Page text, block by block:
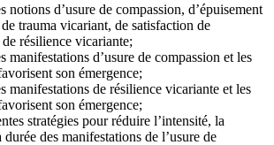
notions d’usure de compassion, d’épuisement
trauma vicariant, de satisfaction de
résilience vicariante;
manifestations d’usure de compassion et les
son émergence;
manifestations de résilience vicariante et les
son émergence;
stratégies pour réduire l’intensité, la
des manifestations de l’usure de